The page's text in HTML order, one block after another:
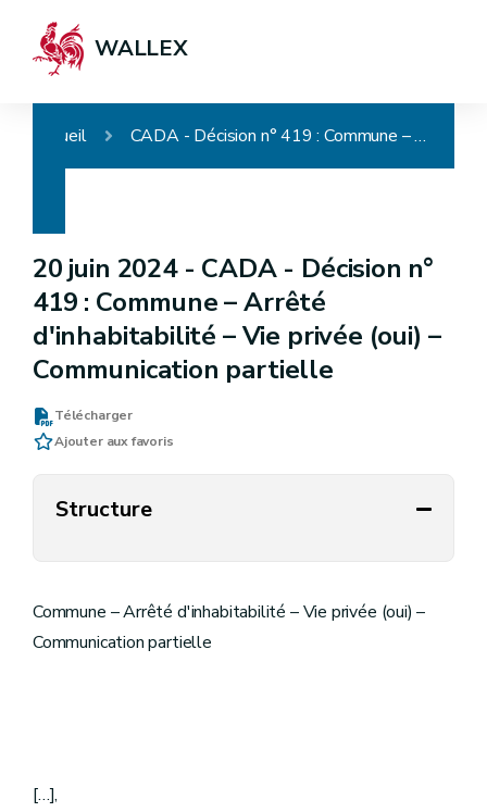
WALLEX
Accueil CADA - Décision n° 419 : Commune – Arrêté d'inhabitabilité – Vie privée (oui) – Communication partielle
20 juin 2024 - CADA - Décision n°
419 : Commune – Arrêté
d'inhabitabilité – Vie privée (oui) –
Communication partielle
Télécharger
Ajouter aux favoris
Structure
Commune – Arrêté d'inhabitabilité – Vie privée (oui) –
Communication partielle
[…],